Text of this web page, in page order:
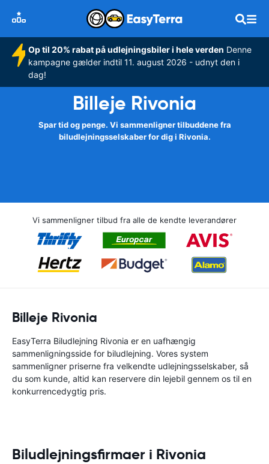
Op til 20% rabat på udlejningsbiler i hele verden Denne
kampagne gælder indtil 11. august 2026 - udnyt den i
dag!
Billeje Rivonia
Spar tid og penge. Vi sammenligner tilbuddene fra
biludlejningsselskaber for dig i Rivonia.
Vi sammenligner tilbud fra alle de kendte leverandører
Billeje Rivonia
EasyTerra Biludlejning Rivonia er en uafhængig
sammenligningsside for biludlejning. Vores system
sammenligner priserne fra velkendte udlejningsselskaber, så
du som kunde, altid kan reservere din lejebil gennem os til en
konkurrencedygtig pris.
Biludlejningsfirmaer i Rivonia